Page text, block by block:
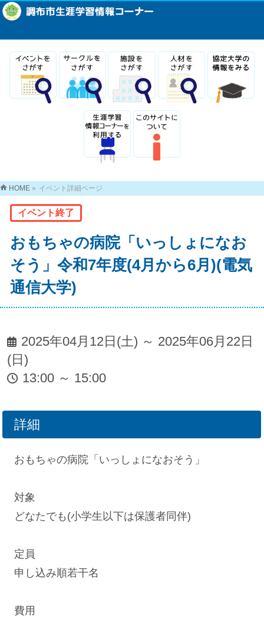
HOME » イベント詳細ページ
イベント終了
おもちゃの病院「いっしょになお
そう」令和7年度(4月から6月)(電気
通信大学)
2025年04月12日(土) ～ 2025年06月22日
(日)
13:00 ～ 15:00
詳細
おもちゃの病院「いっしょになおそう」
対象
どなたでも(小学生以下は保護者同伴)
定員
申し込み順若干名
費用